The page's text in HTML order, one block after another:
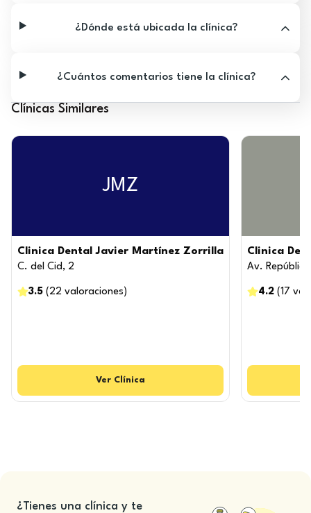
¿Dónde está ubicada la clínica?
¿Cuántos comentarios tiene la clínica?
Clínicas Similares
JMZ
Clinica Dental Javier Martínez Zorrilla
C. del Cid, 2
3.5 ( 22 valoraciones )
Ver Clínica
Clinica
Av.
4.2 (17
¿Tienes una clínica y te